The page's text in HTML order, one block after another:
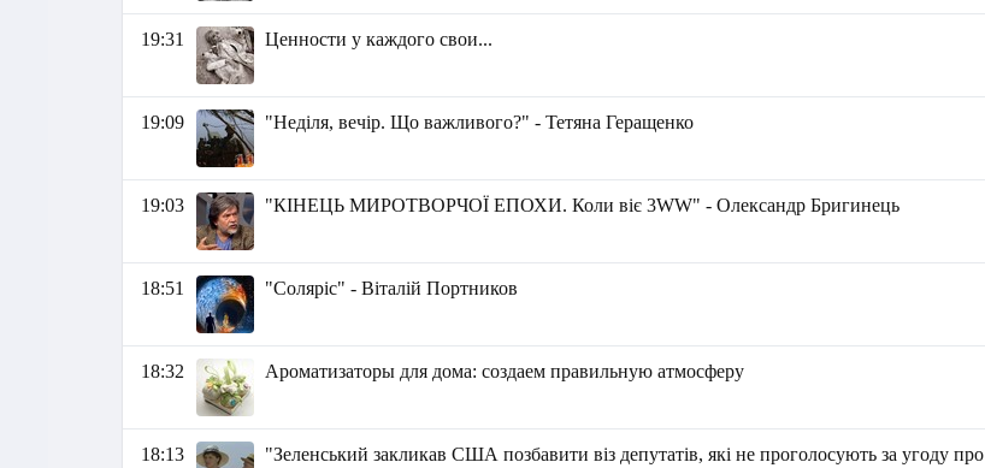
19:31 Ценности у каждого свои...
19:09 "Неділя, вечір. Що важливого?" - Тетяна Геращенко
19:03 "КІНЕЦЬ МИРОТВОРЧОЇ ЕПОХИ. Коли віє 3WW" - Олександр Бригинець
18:51 "Соляріс" - Віталій Портников
18:32 Ароматизаторы для дома: создаем правильную атмосферу
18:13
"Зеленський закликав США позбавити віз депутатів, які не проголосують за угоду про